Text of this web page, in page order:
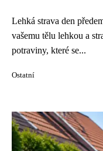
Lehká strava den
vašemu tělu lehkou a
potraviny, které se...
Ostatní